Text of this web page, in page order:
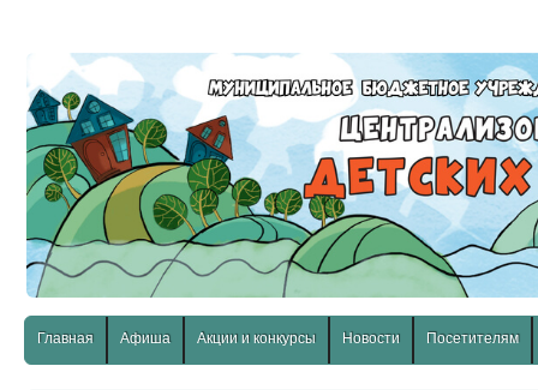
Главная Афиша Акции и конкурсы Новости Посетителям